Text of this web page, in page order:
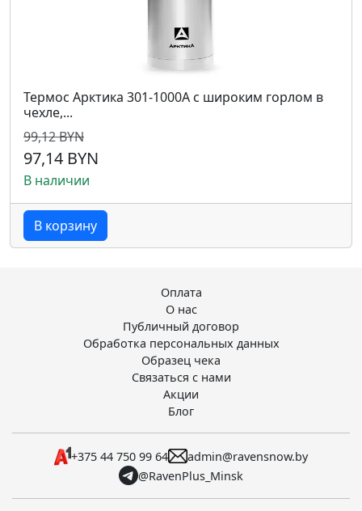
Термос Арктика 301-1000A с широким горлом в
чехле,...
99,12 BYN
97,14 BYN
В наличии
В корзину
Оплата
О нас
Публичный договор
Обработка персональных данных
Образец чека
Связаться с нами
Акции
Блог
+375 44 750 99 64
admin@ravensnow.by
@RavenPlus_Minsk